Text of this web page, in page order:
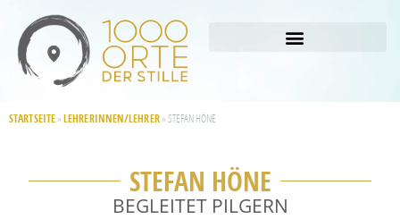
STARTSEITE » LEHRERINNEN/LEHRER» STEFAN HÖNE
STEFAN HÖNE
BEGLEITET PILGERN